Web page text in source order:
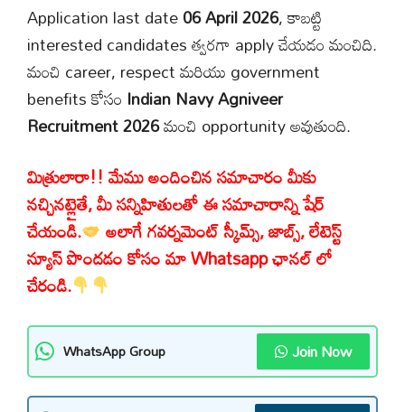
Application last date06 April 2026, కాబట్టి
interested candidates త్వరగా apply చేయడం మంచిది.
మంచి career, respect మరియు government
benefits కోసం Indian Navy Agniveer
Recruitment 2026మంచి opportunity అవుతుంది.
మిత్రులారా!! మేము అందించిన సమాచారం మీకు
నచ్చినట్లైతే, మీ సన్నిహితులతో ఈ సమాచారాన్ని షేర్
చేయండి.
అలాగే గవర్నమెంట్ స్కీమ్స్, జాబ్స్, లేటెస్ట్
న్యూస్ పొందడం కోసం మా Whatsapp ఛానల్ లో
చేరండి.
WhatsApp Group Join Now